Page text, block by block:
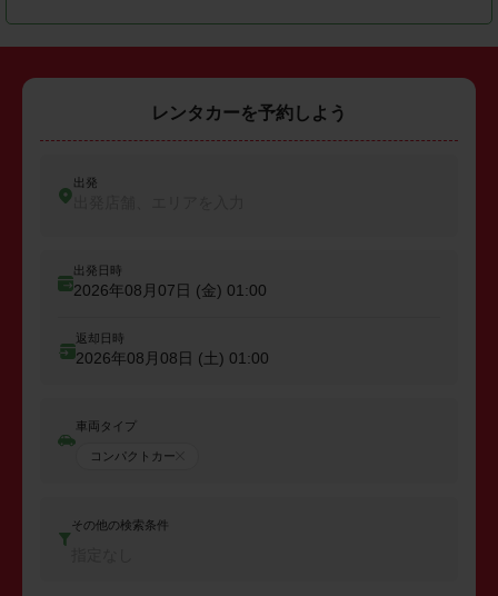
レンタカーを予約しよう
出発
出発日時
2026年08月07日 (金) 01:00
返却日時
2026年08月08日 (土) 01:00
車両タイプ
コンパクトカー
その他の検索条件